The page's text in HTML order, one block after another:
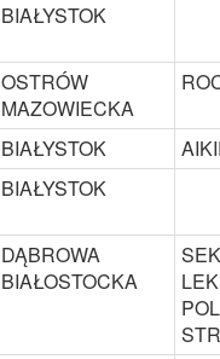
BIAŁYSTOK
OSTRÓW
MAZOWIECKA
BIAŁYSTOK
BIAŁYSTOK
DĄBROWA
BIAŁOSTOCKA